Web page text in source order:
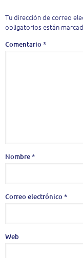
Tu dirección de correo
obligatorios están
Comentario*
Nombre*
Correo electrónico*
Web